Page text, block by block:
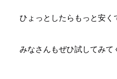
ひょっとしたらもっと安く
みなさんもぜひ試してみて